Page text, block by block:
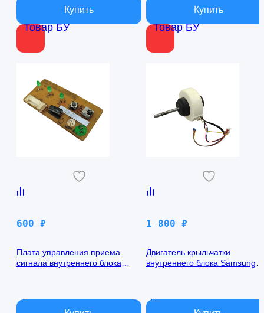
Товар БУ Товар БУ
600 ₽
Плата управления приема
сигнала внутреннего блока
В наличии
1 800 ₽
Двигатель крыльчатки
внутреннего блока Samsung
В наличии